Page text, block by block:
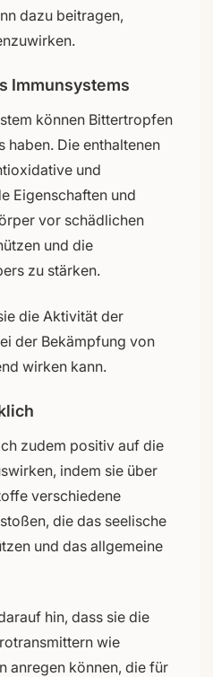
dazu beitragen,
Immunsystems
können Bittertropfen
haben. Die enthaltenen
und
Eigenschaften und
vor schädlichen
und die
zu stärken.
die Aktivität der
der Bekämpfung von
wirken kann.
zudem positiv auf die
indem sie über
verschiedene
die das seelische
und das allgemeine
hin, dass sie die
wie
anregen können, die für